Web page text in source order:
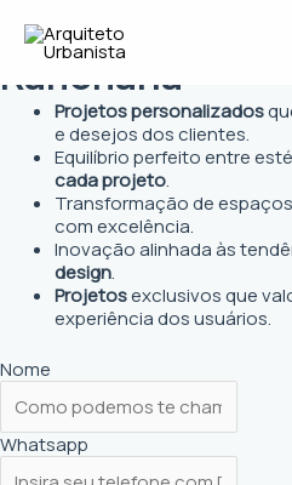
para
conteúdo
Arquiteto
Rancharia
Projetos personalizados
e desejos dos clientes.
Equilíbrio perfeito entre
cada projeto.
Transformação de espaços
com excelência.
Inovação alinhada às
design.
Projetosexclusivos que
experiência dos usuários.
Nome
Whatsapp